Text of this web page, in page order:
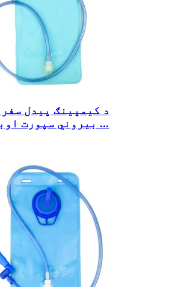
د کیمپینګ پیدل
بیروني سپورت اوبو کڅوړه ...